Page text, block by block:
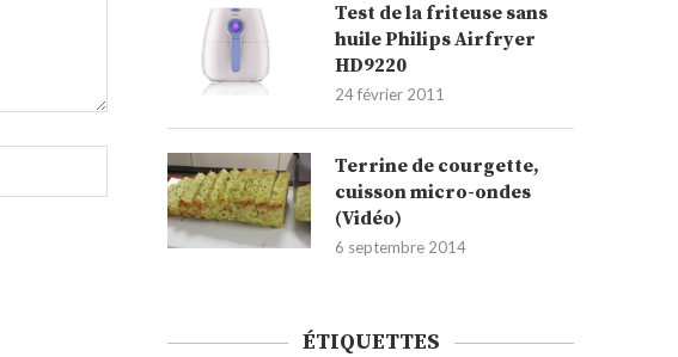
Test de la friteuse sans
huile Philips Airfryer
HD9220
24 février 2011
Terrine de courgette,
cuisson micro-ondes
(Vidéo)
6 septembre 2014
ÉTIQUETTES